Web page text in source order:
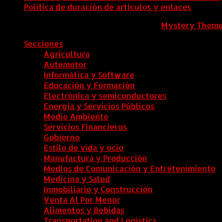
Política de duración de artículos y enlaces
Mystery
Secciones
Agricultura
Automotor
Informática y Software
Educación y Formación
Electrónica y semiconductores
Energía y Servicios Públicos
Medio Ambiente
Servicios Financieros
Gobierno
Estilo de vida y ocio
Manufactura y Producción
Medios de Comunicación y Entretenimiento
Medicina y Salud
Inmobiliario y Construcción
Venta Al Por Menor
Alimentos y Bebidas